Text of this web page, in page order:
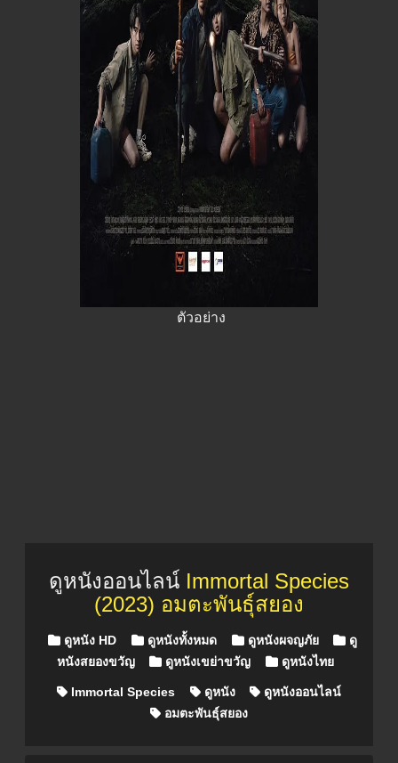
ตัวอย่าง
ดูหนังออนไลน์ Immortal Species
(2023) อมตะพันธุ์สยอง
Posted in
ดูหนัง HD ดูหนังทั้งหมด ดูหนังผจญภัย
ดู
หนังสยองขวัญ
ดูหนังเขย่าขวัญ ดูหนังไทย
Immortal Species ดูหนัง
ดูหนังออนไลน์
อมตะพันธุ์สยอง